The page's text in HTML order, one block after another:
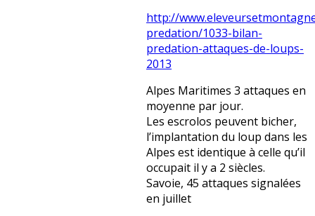
http://
predation/1033-bilan-
predation-attaques-de-loups-
2013
Alpes Maritimes 3 attaques en
moyenne par jour.
Les escrolos peuvent bicher,
l’implantation du loup dans les
Alpes est identique à celle qu’il
occupait il y a 2 siècles.
Savoie, 45 attaques signalées
en juillet